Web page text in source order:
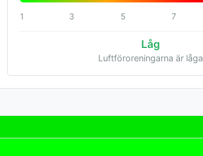
1 3 5 7
Låg
Luftföroreningarna är låga